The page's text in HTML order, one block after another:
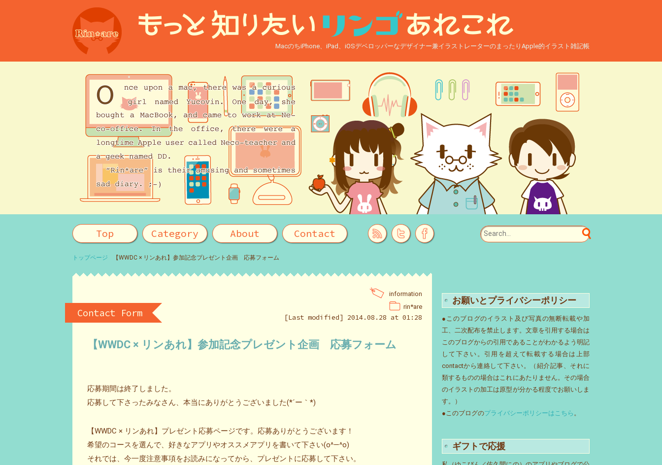
MacのちiPhone、iPad、iOSデベロッパーなデザイナー兼イラストレーターのまったりApple的イラスト雑記帳
Top Category About Contact
トップページ 【WWDC × リンあれ】参加記念プレゼント企画 応募フォーム
Contact Form
rin*are
information
[Last modified] 2014.08.28 at 01:28
【WWDC × リンあれ】参加記念プレゼント企画 応募フォーム
応募期間は終了しました。
応募して下さったみなさん、本当にありがとうございました(*´ー｀*)
【WWDC × リンあれ】プレゼント応募ページです。応募ありがとうございます！
希望のコースを選んで、好きなアプリやオススメアプリを書いて下さい(o^―^o)
それでは、今一度注意事項をお読みになってから、プレゼントに応募して下さい。
お願いとプライバシーポリシー
●このブログのイラスト及び写真の無断転載や加
工、二次配布を禁止します。文章を引用する場合は
このブログからの引用であることがわかるよう明記
して下さい。引用を超えて転載する場合は上部
contactから連絡して下さい。（紹介記事、それに
類するものの場合はこれにあたりません。その場合
のイラストの加工は原型が分かる程度でお願いしま
す。）
●このブログのプライバシーポリシーはこちら 。
ギフトで応援